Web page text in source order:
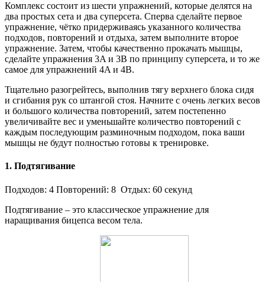
Комплекс состоит из шести упражнений, которые делятся на
два простых сета и два суперсета. Сперва сделайте первое
упражнение, чётко придерживаясь указанного количества
подходов, повторений и отдыха, затем выполните второе
упражнение. Затем, чтобы качественно прокачать мышцы,
сделайте упражнения 3A и 3B по принципу суперсета, и то же
самое для упражнений 4A и 4B.
Тщательно разогрейтесь, выполнив тягу верхнего блока сидя
и сгибания рук со штангой стоя. Начните с очень легких весов
и большого количества повторений, затем постепенно
увеличивайте вес и уменьшайте количество повторений с
каждым последующим разминочным подходом, пока ваши
мышцы не будут полностью готовы к тренировке.
1. Подтягивание
Подходов: 4 Повторений: 8 Отдых: 60 секунд
Подтягивание – это классическое упражнение для
наращивания бицепса весом тела.